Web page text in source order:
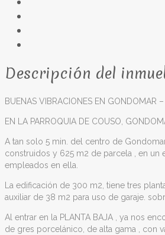
Descripción del
BUENAS VIBRACIONES EN GONDOMAR
EN LA PARROQUIA DE COUSO,
A tan solo 5 min. del centro de
construidos y 625 m2 de parcela , en un
empleados en ella.
La edificación de 300 m2, tiene tres
auxiliar de 38 m2 para uso de garaje.
Al entrar en la PLANTA BAJA , ya nos
de gres porcelánico, de alta gama , con